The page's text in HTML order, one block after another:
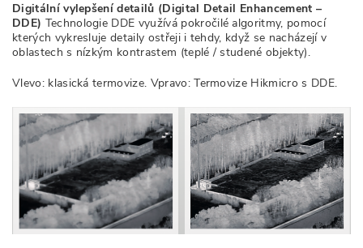
Digitální vylepšení detailů (Digital Detail Enhancement –
DDE) Technologie DDE využívá pokročilé algoritmy, pomocí
kterých vykresluje detaily ostřeji i tehdy, když se nacházejí v
oblastech s nízkým kontrastem (teplé / studené objekty).
Vlevo: klasická termovize. Vpravo: Termovize Hikmicro s DDE.